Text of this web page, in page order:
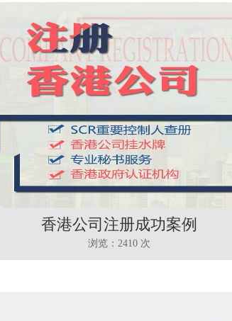
香港公司注册成功案例
浏览：2410 次